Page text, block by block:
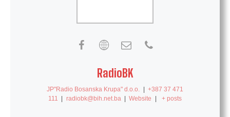
RadioBK
JP"Radio Bosanska Krupa" d.o.o. | +387 37 471
111
| radiobk@bih.net.ba | Website | + posts